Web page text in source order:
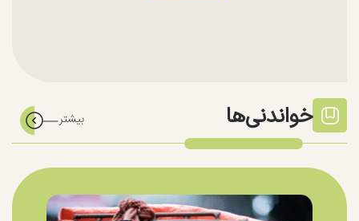
خواندنی‌ها